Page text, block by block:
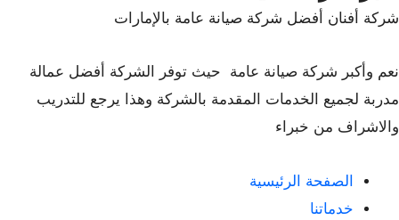
شركة أفنان أفضل شركة صيانة عامة بالإمارات
نعم وأكبر شركة صيانة عامة حيث توفر الشركة أفضل عمالة
مدربة لجميع الخدمات المقدمة بالشركة وهذا يرجع للتدريب
والاشراف من خبراء
الصفحة الرئيسية
خدماتنا